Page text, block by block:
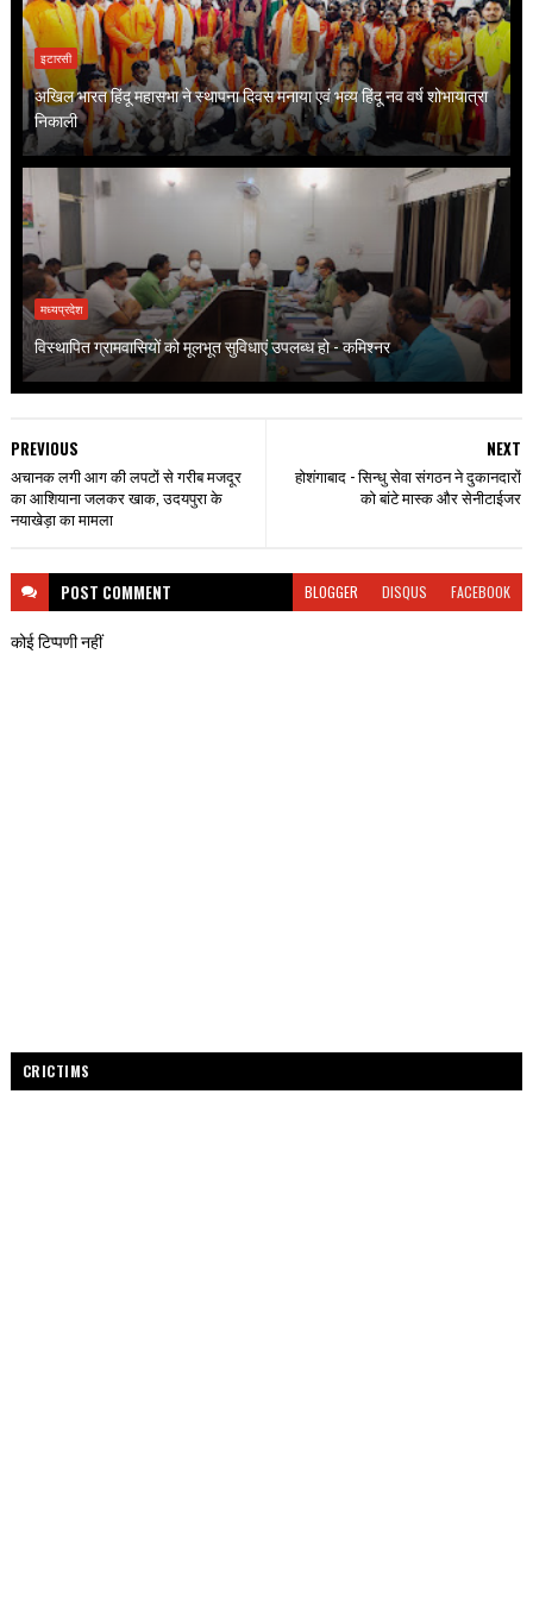
इटारसी
अखिल भारत हिंदू महासभा ने स्थापना दिवस मनाया एवं भव्य हिंदू नव वर्ष शोभायात्रा
निकाली
मध्यप्रदेश
विस्थापित ग्रामवासियों को मूलभूत सुविधाएं उपलब्ध हो - कमिश्नर
NEXT
होशंगाबाद - सिन्धु सेवा संगठन ने दुकानदारों
को बांटे मास्क और सेनीटाईजर
PREVIOUS
अचानक लगी आग की लपटों से गरीब मजदूर
का आशियाना जलकर खाक, उदयपुरा के
नयाखेड़ा का मामला
POST COMMENT BLOGGER DISQUS FACEBOOK
कोई टिप्पणी नहीं
CRICTIMS